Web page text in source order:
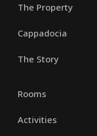
The Property
Cappadocia
The Story
Rooms
Activities